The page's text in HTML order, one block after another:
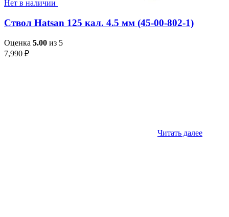
Нет в наличии
Ствол Hatsan 125 кал. 4.5 мм (45-00-802-1)
Оценка 5.00 из 5
7,990 ₽
Читать далее